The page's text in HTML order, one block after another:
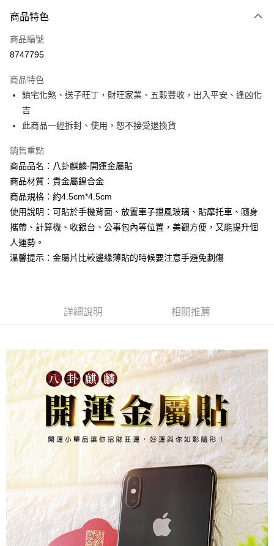
台灣樂天信用卡公司
玉山商業銀行
台灣樂天信用卡公司
元大商業銀行
台新國際商業銀行
台灣樂天信用卡公司
悠遊付
Google Pay
大哥付你分期
相關說明
【大哥付你分期使用說明】
1.本服務由台灣大哥大提供，台灣大哥大用戶可立即使用無須另外申請。
流程，驗證手機門號後，選擇欲分期的期數、繳款截止日，確認付款後即完
成交易。
3.實際核准額度、可分期數及費用金額請依後續交易確認頁面所載為準。
4.訂單成立30分鐘內，如未前往確認交易或遇審核未通過，訂單將自動取
消。如遇「轉專審核」未通過狀況，表示未達大哥付你分期系統評分，恕無
法說明評估內容。
1.分期款項不併入電信帳單，「大哥付你分期」於每月結算日後寄送繳費提
醒簡訊。
2.透過簡訊連結打開帳單後，可選擇「超商條碼／台灣大直營門市／銀行轉
帳／街口支付／iPASS MONEY」等通路繳費。
用戶於交易時，得透過本服務購買商品或服務，並由商店將買賣／分期付款
買賣價金債權讓與本公司後，依約使用本公司帳單繳交帳款。
由本公司與您本人進行分期帳單所需資料之確認、核對及更正。
3.完整用戶服務條款，請詳閱以下連結：https://oppay.tw/userRule
AFTEE先享後付
相關說明
AFTEE先享後付是「在收到商品之後才付款」的支付方式。 讓您購物簡單
便利好安心！
１．簡單：不需註冊會員、不需綁卡、不需儲值。
２．便利：只要手機號碼，簡訊認證，即可結帳。
３．安心：先確認商品／服務後，再付款。
１．於結帳方式選擇「AFTEE先享後付」後，將跳轉至「AFTEE先享後付」
結帳頁面，進行簡訊認證並確認金額後，即可完成結帳。
購買商品的店家。未經商家同意取消之訂單仍視為有效，需透過AFTEE先享
客戶支援中心」https://netprotections.freshdesk.com/support/home
【注意事項】
１．透過由恩沛科技股份有限公司提供之「AFTEE先享後付」服務完成之交
易，需依本服務之必要範圍內提供個人資料，並將交易相關給付款項請求債
權轉讓予恩沛科技股份有限公司。
２．關於個人資料處理事宜，請瀏覽以下網址：
https://aftee.tw/terms/#terms3
３．未成年的使用者請事先徵得法定代理人或監護人之同意方可使用
「AFTEE先享後付」，若未經同意申辦者引起之損失，本公司不負相關責
任。
４．使用「AFTEE先享後付」時，將依據個別帳號之用戶狀況，依本公司即
時審查核予不同之上限額度；若仍有額度不足之情形，本公司將視審查結果
請求用戶進行身份認證。
５．嚴禁一人註冊多個帳號或使用他人資訊註冊。若發現惡意使用之情形，
恩沛科技股份有限公司將有權停止該用戶之使用額度並採取法律行動。
Hami Point
相關說明
「Hami Point」為中華電信所提供之點數服務，可於會員專區綁定中華電信
會員帳號後，即可在購物車使用 Hami Point 折抵消費金額 (1點等於1元)。
貨到付款
運送方式
付款後全家取貨
萊爾富取貨付款
每筆NT$80，滿NT$1,288(含以上)免運費
付款後萊爾富取貨
每筆NT$80，滿NT$1,288(含以上)免運費
7-11取貨付款
每筆NT$80，滿NT$1,288(含以上)免運費
付款後7-11取貨
每筆NT$80，滿NT$1,288(含以上)免運費
宅配
每筆NT$80，滿NT$1,200(含以上)免運費
瓶 旅遊出門最安心
商品特色
商品編號
8747795
商品特色
鎮宅化煞、送子旺丁，財旺家業、五穀豐收，出入平安、逢凶化
吉
此商品一經拆封、使用，恕不接受退換貨
銷售重點
商品品名：八卦麒麟-開運金屬貼
商品材質：貴金屬鎳合金
商品規格：約4.5cm*4.5cm
使用說明：可貼於手機背面、放置車子擋風玻璃、貼摩托車、隨身
攜帶、計算機、收銀台、公事包內等位置，美觀方便，又能提升個
人運勢。
溫馨提示：金屬片比較邊緣薄貼的時候要注意手避免劃傷
詳細說明 相關推薦